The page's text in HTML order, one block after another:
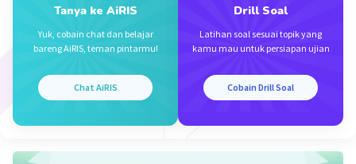
Tanya ke AiRIS
Yuk, cobain chat dan belajar
bareng AiRIS, teman pintarmu!
Chat AiRIS
Drill Soal
Latihan soal sesuai topik yang
kamu mau untuk persiapan ujian
Cobain Drill Soal